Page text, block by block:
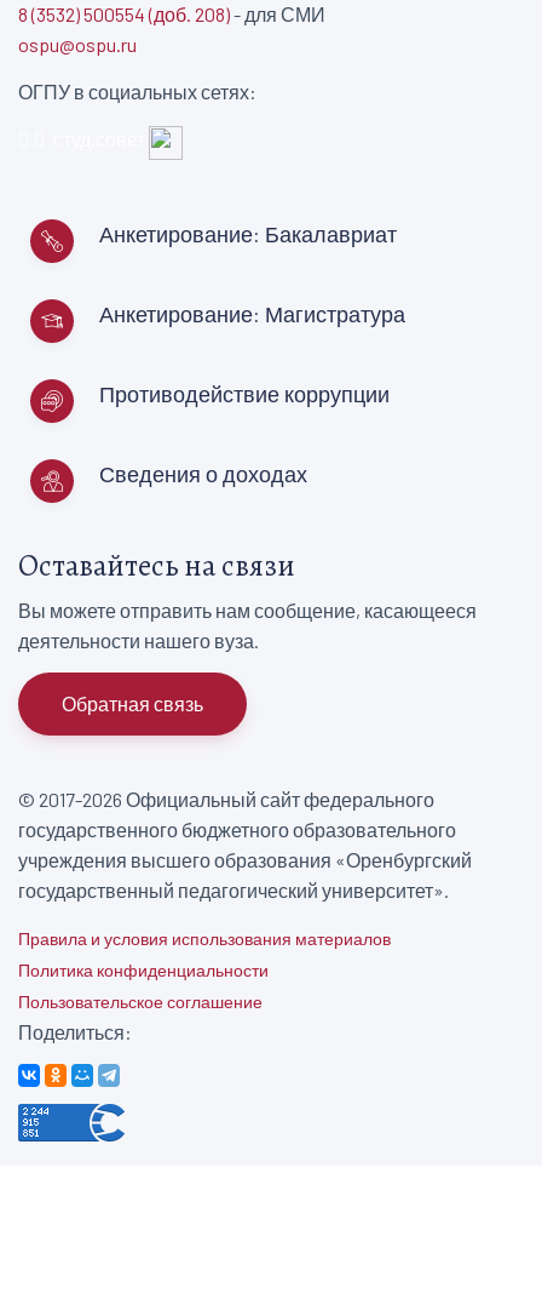
8 (3532) 500554 (доб. 208)- для СМИ
ospu@ospu.ru
ОГПУ в социальных сетях:
Анкетирование: Бакалавриат
Анкетирование: Магистратура
Противодействие коррупции
Сведения о доходах
Оставайтесь на связи
Вы можете отправить нам сообщение, касающееся
деятельности нашего вуза.
Обратная связь
© 2017-2026 Официальный сайт федерального
государственного бюджетного образовательного
учреждения высшего образования «Оренбургский
государственный педагогический университет».
Правила и условия использования материалов
Политика конфиденциальности
Пользовательское соглашение
Поделиться: